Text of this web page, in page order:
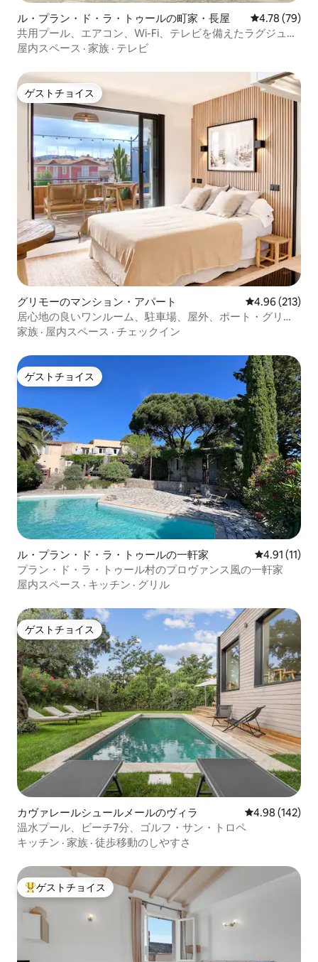
ル・プラン・ド・ラ・トゥールの町家・長屋 レビュー79
4.78 (79)
共用プール、エアコン、Wi-Fi、テレビを備えたラグジュア
リーヴィラ
屋内スペース · 家族 · テレビ
ゲストチョイス
ゲストチョイス
グリモーのマンション・アパート レビュー213
4.96 (213)
居心地の良いワンルーム、駐車場、屋外、ポート・グリモ
ーのセクシーな景色
家族 · 屋内スペース · チェックイン
ゲストチョイス
ゲストチョイス
ル・プラン・ド・ラ・トゥールの一軒家 レビュー11
4.91 (11)
プラン・ド・ラ・トゥール村のプロヴァンス風の一軒家
屋内スペース · キッチン · グリル
ゲストチョイス
ゲストチョイス
カヴァレールシュールメールのヴィラ レビュー142
4.98 (142)
温水プール、ビーチ7分、ゴルフ・サン・トロペ
キッチン · 家族 · 徒歩移動のしやすさ
大好評のゲストチョイスです。
ゲストチョイス